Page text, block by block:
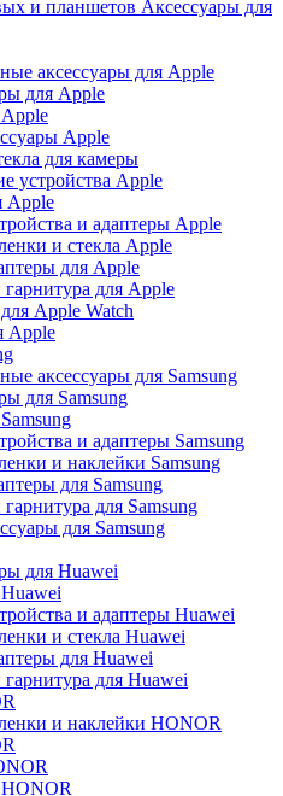
Аксессуары для
аксессуары для Apple
для Apple
Apple
для камеры
устройства Apple
Apple
и адаптеры Apple
и стекла Apple
для Apple
для Apple
Apple Watch
Apple
аксессуары для Samsung
для Samsung
и адаптеры Samsung
и наклейки Samsung
для Samsung
для Samsung
для Samsung
для Huawei
и адаптеры Huawei
и стекла Huawei
для Huawei
для Huawei
и наклейки HONOR